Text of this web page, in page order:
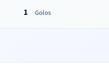
1 Golos